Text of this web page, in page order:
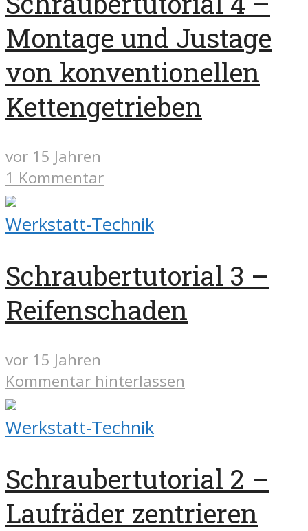
Montage und Justage
von konventionellen
Kettengetrieben
vor 15 Jahren
1 Kommentar
Werkstatt-Technik
Schraubertutorial 3 –
Reifenschaden
vor 15 Jahren
Kommentar hinterlassen
Werkstatt-Technik
Schraubertutorial 2 –
Laufräder zentrieren